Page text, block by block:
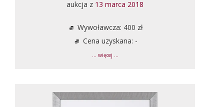
aukcja z 13 marca 2018
Wywoławcza: 400 zł
Cena uzyskana: -
... więcej ...